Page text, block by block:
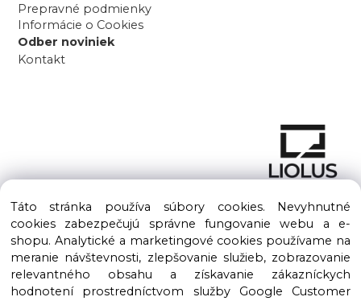
Prepravné podmienky
Informácie o Cookies
Odber noviniek
Kontakt
Copyright © 2016 – 2026 LIOLUS s.r.o. Všetky práva vyhradené.
Vytvorené spoločnosťouLIOLUS, s.r.o.
Táto stránka používa súbory cookies. Nevyhnutné
cookies zabezpečujú správne fungovanie webu a e-
shopu. Analytické a marketingové cookies používame na
meranie návštevnosti, zlepšovanie služieb, zobrazovanie
relevantného obsahu a získavanie zákazníckych
hodnotení prostredníctvom služby Google Customer